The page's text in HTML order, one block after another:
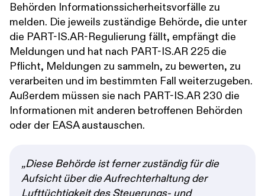
Behörden Informationssicherheitsvorfälle zu
melden. Die jeweils zuständige Behörde, die unter
die PART-IS.AR-Regulierung fällt, empfängt die
Meldungen und hat nach PART-IS.AR 225 die
Pflicht, Meldungen zu sammeln, zu bewerten, zu
verarbeiten und im bestimmten Fall weiterzugeben.
Außerdem müssen sie nach PART-IS.AR 230 die
Informationen mit anderen betroffenen Behörden
oder der EASA austauschen.
„Diese Behörde ist ferner zuständig für die
Aufsicht über die Aufrechterhaltung der
Lufttüchtigkeit des Steuerungs- und